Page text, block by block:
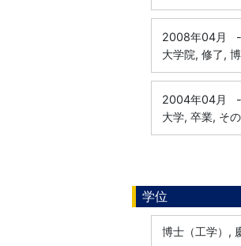
2008年04月
-
大学院, 修了,
2004年04月
-
大学, 卒業, そ
学位
博士（工学）,